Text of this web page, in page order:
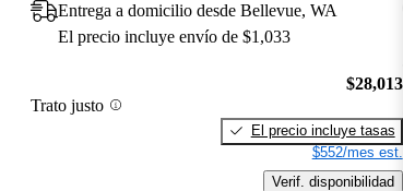
Entrega a domicilio desde Bellevue, WA
El precio incluye envío de $1,033
Trato justo
$28,013
El precio incluye tasas
$552/mes est.
Verif. disponibilidad